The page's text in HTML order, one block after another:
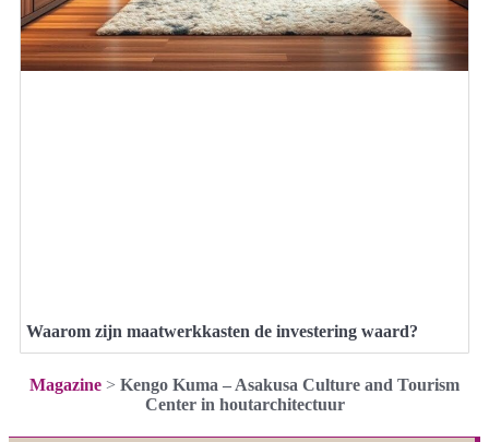
Waarom zijn maatwerkkasten de investering waard?
Magazine > Kengo Kuma – Asakusa Culture and Tourism
Center in houtarchitectuur